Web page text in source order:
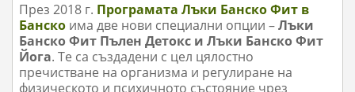
През 2018 г. Програмата Лъки Банско Фит в
Банско има две нови специални опции –Лъки
Банско Фит Пълен Детокс и Лъки Банско Фит
Йога. Те са създадени с цел цялостно
пречистване на организма и регулиране на
физическото и психичното състояние чрез